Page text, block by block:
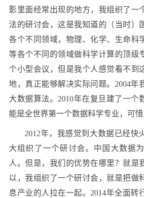
影里面经常出现的地方，我组织了一
法的研讨会，这是我知道的（当时）
各个不同领域，物理、化学、生命科
等各个不同的领域做科学计算的顶级
个小型会议，但是我个人感觉看不到
地，真正能够解决实际问题。2004年
大数据算法。2010年在复旦建了一个
能是全世界第一个数据科学专业，可惜
2012年，我感觉到大数据已经快
大组织了一个研讨会。中国大数据
人。但是，我们的优势在哪里？就是
以，我组织了一个研讨会，就是把做
息产业的人拉在一起。2014年全面转